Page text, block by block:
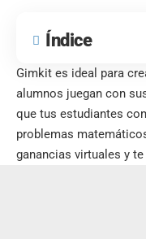
Índice
Gimkit es ideal para
alumnos juegan con
que tus estudiantes
problemas
ganancias virtuales y